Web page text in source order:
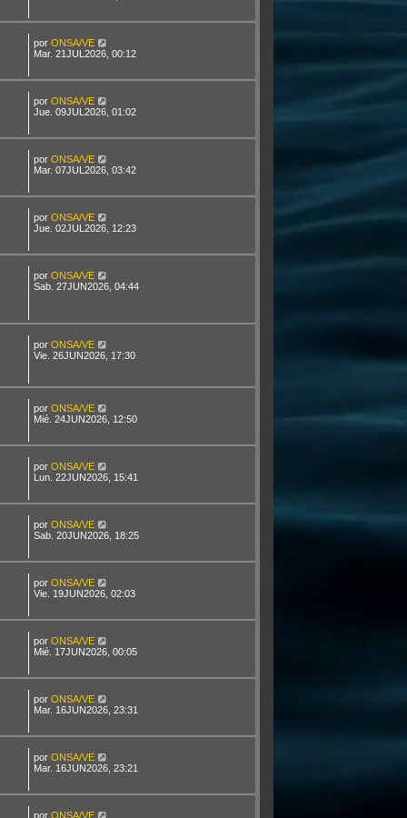
por ONSA/VE
Mar. 21JUL2026, 00:12
por ONSA/VE
Jue. 09JUL2026, 01:02
por ONSA/VE
Mar. 07JUL2026, 03:42
por ONSA/VE
Jue. 02JUL2026, 12:23
por ONSA/VE
Sab. 27JUN2026, 04:44
por ONSA/VE
Vie. 26JUN2026, 17:30
por ONSA/VE
Mié. 24JUN2026, 12:50
por ONSA/VE
Lun. 22JUN2026, 15:41
por ONSA/VE
Sab. 20JUN2026, 18:25
por ONSA/VE
Vie. 19JUN2026, 02:03
por ONSA/VE
Mié. 17JUN2026, 00:05
por ONSA/VE
Mar. 16JUN2026, 23:31
por ONSA/VE
Mar. 16JUN2026, 23:21
por ONSA/VE